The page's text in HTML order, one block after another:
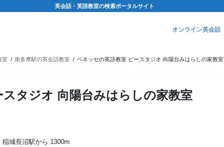
英会話・英語教室の検索ポータルサイト
オンライン英会話
室 南多摩駅の英会話教室 ベネッセの英語教室 ビースタジオ 向陽台みはらしの家教室
タジオ 向陽台みはらしの家教室
城長沼駅から 1300m